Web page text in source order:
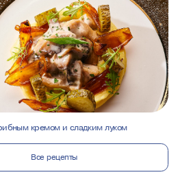
кремом и сладким луком
Все рецепты